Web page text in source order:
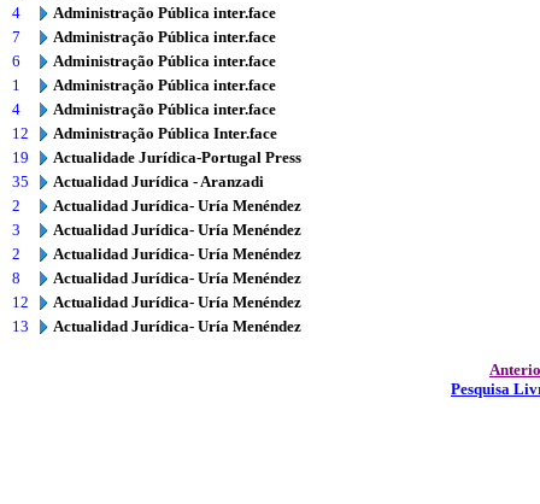
4
Administração Pública inter.face
7
Administração Pública inter.face
6
Administração Pública inter.face
1
Administração Pública inter.face
4
Administração Pública inter.face
12
Administração Pública Inter.face
19
Actualidade Jurídica-Portugal Press
35
Actualidad Jurídica - Aranzadi
2
Actualidad Jurídica- Uría Menéndez
3
Actualidad Jurídica- Uría Menéndez
2
Actualidad Jurídica- Uría Menéndez
8
Actualidad Jurídica- Uría Menéndez
12
Actualidad Jurídica- Uría Menéndez
13
Actualidad Jurídica- Uría Menéndez
Pesquisa